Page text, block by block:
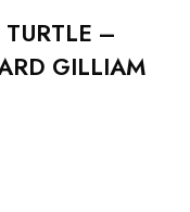
–
GILLIAM